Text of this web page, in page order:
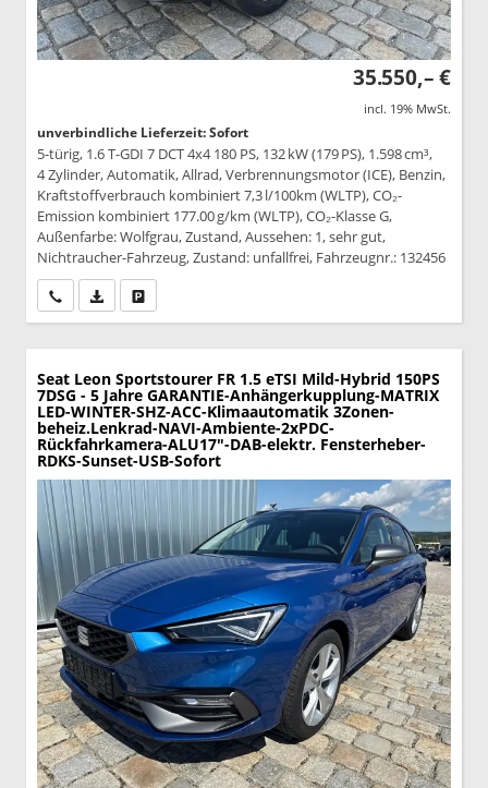
35.550,– €
incl. 19% MwSt.
unverbindliche Lieferzeit: Sofort
5-türig, 1.6 T-GDI 7 DCT 4x4 180 PS, 132 kW (179 PS), 1.598 cm³,
4 Zylinder, Automatik, Allrad, Verbrennungsmotor (ICE), Benzin,
Kraftstoffverbrauch kombiniert 7,3 l/100km (WLTP), CO₂-
Emission kombiniert 177.00 g/km (WLTP), CO₂-Klasse G,
Außenfarbe: Wolfgrau, Zustand, Aussehen: 1, sehr gut,
Nichtraucher-Fahrzeug, Zustand: unfallfrei, Fahrzeugnr.: 132456
Wir rufen Sie anPDF-Datei, Fahrzeugexposé drucken
Seat Leon Sportstourer FR 1.5 eTSI Mild-Hybrid 150PS
7DSG - 5 Jahre GARANTIE-Anhängerkupplung-MATRIX
LED-WINTER-SHZ-ACC-Klimaautomatik 3Zonen-
beheiz.Lenkrad-NAVI-Ambiente-2xPDC-
Rückfahrkamera-ALU17"-DAB-elektr. Fensterheber-
RDKS-Sunset-USB-Sofort